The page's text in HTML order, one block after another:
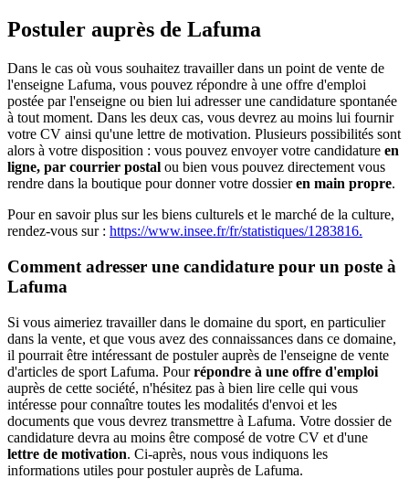
Postuler auprès de Lafuma
Dans le cas où vous souhaitez travailler dans un point de vente de
l'enseigne Lafuma, vous pouvez répondre à une offre d'emploi
postée par l'enseigne ou bien lui adresser une candidature spontanée
à tout moment. Dans les deux cas, vous devrez au moins lui fournir
votre CV ainsi qu'une lettre de motivation. Plusieurs possibilités sont
alors à votre disposition : vous pouvez envoyer votre candidature en
ligne, par courrier postal ou bien vous pouvez directement vous
rendre dans la boutique pour donner votre dossieren main propre.
Pour en savoir plus sur les biens culturels et le marché de la culture,
rendez-vous sur : https://www.insee.fr/fr/statistiques/1283816.
Comment adresser une candidature pour un poste à
Lafuma
Si vous aimeriez travailler dans le domaine du sport, en particulier
dans la vente, et que vous avez des connaissances dans ce domaine,
il pourrait être intéressant de postuler auprès de l'enseigne de vente
d'articles de sport Lafuma. Pourrépondre à une offre d'emploi
auprès de cette société, n'hésitez pas à bien lire celle qui vous
intéresse pour connaître toutes les modalités d'envoi et les
documents que vous devrez transmettre à Lafuma. Votre dossier de
candidature devra au moins être composé de votre CV et d'une
lettre de motivation. Ci-après, nous vous indiquons les
informations utiles pour postuler auprès de Lafuma.